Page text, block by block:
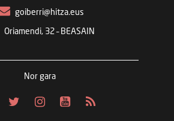
goiberri@hitza.eus
Oriamendi, 32 – BEASAIN
Nor gara